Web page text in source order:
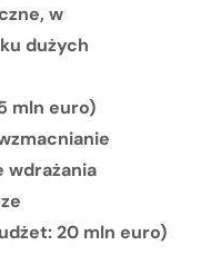
w
dużych
mln euro)
wdrażania
20 mln euro)